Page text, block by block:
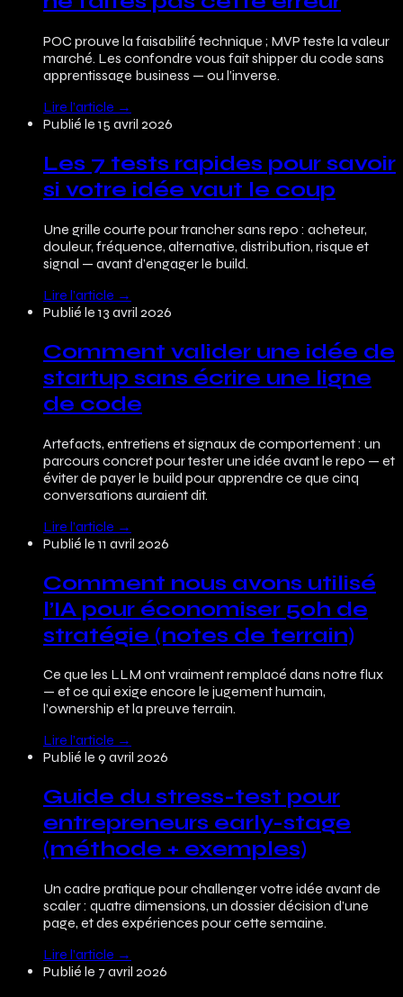
POC prouve la faisabilité technique ; MVP teste la valeur
marché. Les confondre vous fait shipper du code sans
apprentissage business — ou l’inverse.
Lire l’article →
Publié le 15 avril 2026
Les 7 tests rapides pour savoir
si votre idée vaut le coup
Une grille courte pour trancher sans repo : acheteur,
douleur, fréquence, alternative, distribution, risque et
signal — avant d’engager le build.
Lire l’article →
Publié le 13 avril 2026
Comment valider une idée de
startup sans écrire une ligne
de code
Artefacts, entretiens et signaux de comportement : un
parcours concret pour tester une idée avant le repo — et
éviter de payer le build pour apprendre ce que cinq
conversations auraient dit.
Lire l’article →
Publié le 11 avril 2026
Comment nous avons utilisé
l’IA pour économiser 50h de
stratégie (notes de terrain)
Ce que les LLM ont vraiment remplacé dans notre flux
— et ce qui exige encore le jugement humain,
l’ownership et la preuve terrain.
Lire l’article →
Publié le 9 avril 2026
Guide du stress-test pour
entrepreneurs early-stage
(méthode + exemples)
Un cadre pratique pour challenger votre idée avant de
scaler : quatre dimensions, un dossier décision d’une
page, et des expériences pour cette semaine.
Lire l’article →
Publié le 7 avril 2026